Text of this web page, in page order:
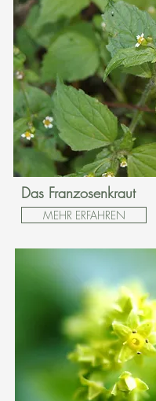
Das Franzosenkraut
MEHR ERFAHREN